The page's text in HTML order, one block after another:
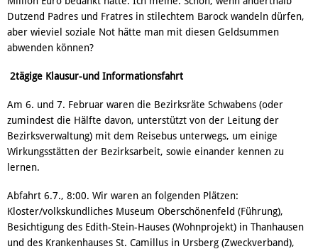
Dutzend Padres und Fratres in stilechtem Barock wandeln dürfen,
aber wieviel soziale Not hätte man mit diesen Geldsummen
abwenden können?
2tägige Klausur-und Informationsfahrt
Am 6. und 7. Februar waren die Bezirksräte Schwabens (oder
zumindest die Hälfte davon, unterstützt von der Leitung der
Bezirksverwaltung) mit dem Reisebus unterwegs, um einige
Wirkungsstätten der Bezirksarbeit, sowie einander kennen zu
lernen.
Abfahrt 6.7., 8:00. Wir waren an folgenden Plätzen:
Kloster/volkskundliches Museum Oberschönenfeld (Führung),
Besichtigung des Edith-Stein-Hauses (Wohnprojekt) in Thanhausen
und des Krankenhauses St. Camillus in Ursberg (Zweckverband),